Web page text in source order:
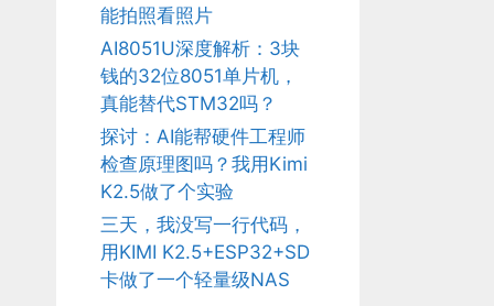
能拍照看照片
AI8051U深度解析：3块
钱的32位8051单片机，
真能替代STM32吗？
探讨：AI能帮硬件工程师
检查原理图吗？我用Kimi
K2.5做了个实验
三天，我没写一行代码，
用KIMI K2.5+ESP32+SD
卡做了一个轻量级NAS